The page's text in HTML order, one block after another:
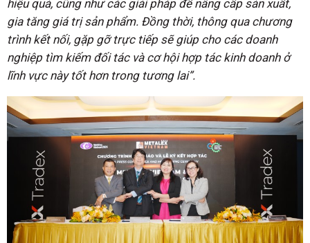
hiệu quả, cũng như các giải pháp để nâng cấp sản xuất,
gia tăng giá trị sản phẩm. Đồng thời, thông qua chương
trình kết nối, gặp gỡ trực tiếp sẽ giúp cho các doanh
nghiệp tìm kiếm đối tác và cơ hội hợp tác kinh doanh ở
lĩnh vực này tốt hơn trong tương lai”.